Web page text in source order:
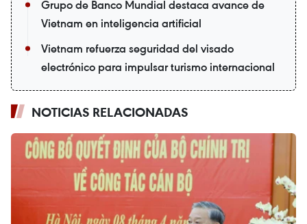
Grupo de Banco Mundial destaca avance de
Vietnam en inteligencia artificial
Vietnam refuerza seguridad del visado
electrónico para impulsar turismo internacional
NOTICIAS RELACIONADAS